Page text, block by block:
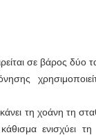
σε βάρος δύο
τη χοάνη τη
ενισχύει